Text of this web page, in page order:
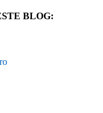
BLOG: